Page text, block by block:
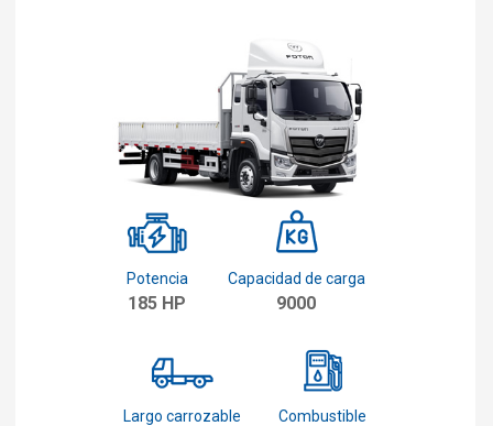
Potencia
185 HP
Capacidad de carga
9000
Largo carrozable Combustible